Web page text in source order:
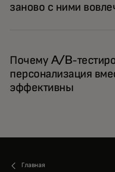
заново с ними
Почему A/B-
персонализация
эффективны
Главная